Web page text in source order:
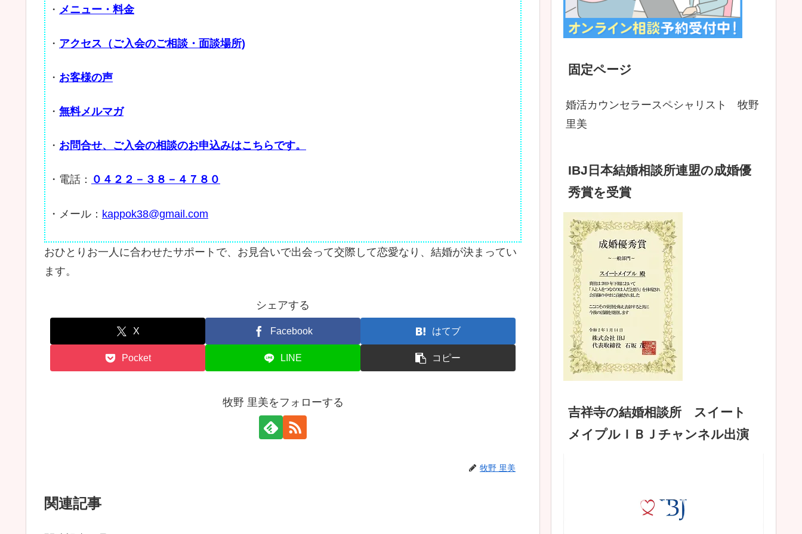
・ メニュー・料金
・ アクセス（ご入会のご相談・面談場所)
・ お客様の声
・ 無料メルマガ
・ お問合せ、ご入会の相談のお申込みはこちらです。
・電話： ０４２２－３８－４７８０
・メール： kappok38@gmail.com
おひとりお一人に合わせたサポートで、お見合いで出会って交際して恋愛なり、結婚が決まってい
ます。
シェアする
X Facebook はてブ
Pocket LINE コピー
牧野 里美をフォローする
牧野 里美
関連記事
固定ページ
婚活カウンセラースペシャリスト 牧野
里美
IBJ日本結婚相談所連盟の成婚優
秀賞を受賞
吉祥寺の結婚相談所 スイート
メイプルＩＢＪチャンネル出演